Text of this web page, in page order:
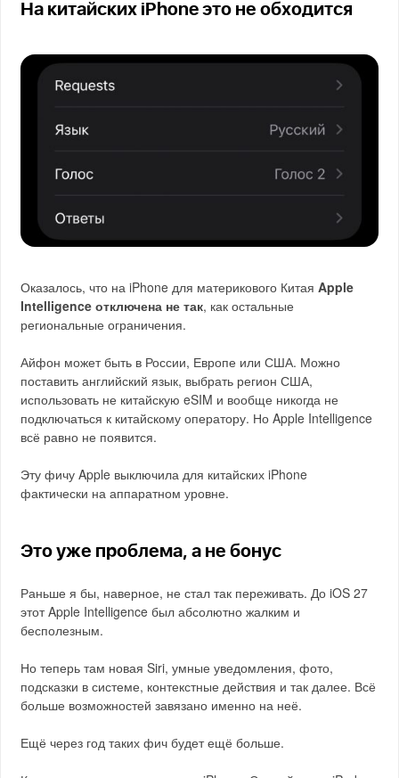
На китайских iPhone это не обходится
Оказалось, что на iPhone для материкового КитаяApple
Intelligence отключена не так, как остальные
региональные ограничения.
Айфон может быть в России, Европе или США. Можно
поставить английский язык, выбрать регион США,
использовать не китайскую eSIM и вообще никогда не
подключаться к китайскому оператору. Но Apple Intelligence
всё равно не появится.
Эту фичу Apple выключила для китайских iPhone
фактически на аппаратном уровне.
Это уже проблема, а не бонус
Раньше я бы, наверное, не стал так переживать. До iOS 27
этот Apple Intelligence был абсолютно жалким и
бесполезным.
Но теперь там новая Siri, умные уведомления, фото,
подсказки в системе, контекстные действия и так далее. Всё
больше возможностей завязано именно на неё.
Ещё через год таких фич будет ещё больше.